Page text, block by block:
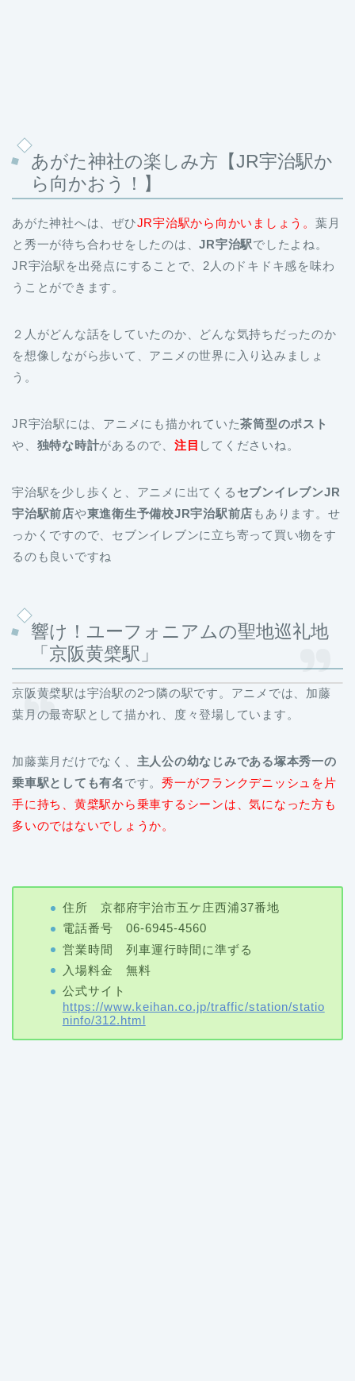
あがた神社の楽しみ方【JR宇治駅か
ら向かおう！】
あがた神社へは、ぜひJR宇治駅から向かいましょう。葉月
と秀一が待ち合わせをしたのは、JR宇治駅でしたよね。
JR宇治駅を出発点にすることで、2人のドキドキ感を味わ
うことができます。
２人がどんな話をしていたのか、どんな気持ちだったのか
を想像しながら歩いて、アニメの世界に入り込みましょ
う。
JR宇治駅には、アニメにも描かれていた茶筒型のポスト
や、 独特な時計があるので、 注目 してくださいね。
宇治駅を少し歩くと、アニメに出てくる セブンイレブンJR
宇治駅前店や東進衛生予備校JR宇治駅前店 もあります。せ
っかくですので、セブンイレブンに立ち寄って買い物をす
るのも良いですね
響け！ユーフォニアムの聖地巡礼地
「京阪黄檗駅」
京阪黄檗駅は宇治駅の2つ隣の駅です。アニメでは、加藤
葉月の最寄駅として描かれ、度々登場しています。
加藤葉月だけでなく、 主人公の幼なじみである塚本秀一の
乗車駅としても有名です。秀一がフランクデニッシュを片
手に持ち、黄檗駅から乗車するシーンは、気になった方も
多いのではないでしょうか。
住所 京都府宇治市五ケ庄西浦37番地
電話番号 06-6945-4560
営業時間 列車運行時間に準ずる
入場料金 無料
公式サイト
https://www.keihan.co.jp/traffic/station/statio
ninfo/312.html